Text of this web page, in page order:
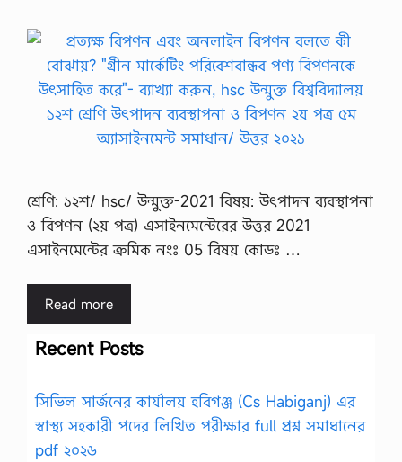
শ্রেণি: ১২শ/ hsc/ উন্মুক্ত-2021 বিষয়: উৎপাদন ব্যবস্থাপনা
ও বিপণন (২য় পত্র) এসাইনমেন্টেরের উত্তর 2021
এসাইনমেন্টের ক্রমিক নংঃ 05 বিষয় কোডঃ …
Read more
Recent Posts
সিভিল সার্জনের কার্যালয় হবিগঞ্জ (Cs Habiganj) এর
স্বাস্থ্য সহকারী পদের লিখিত পরীক্ষার full প্রশ্ন সমাধানের
pdf ২০২৬